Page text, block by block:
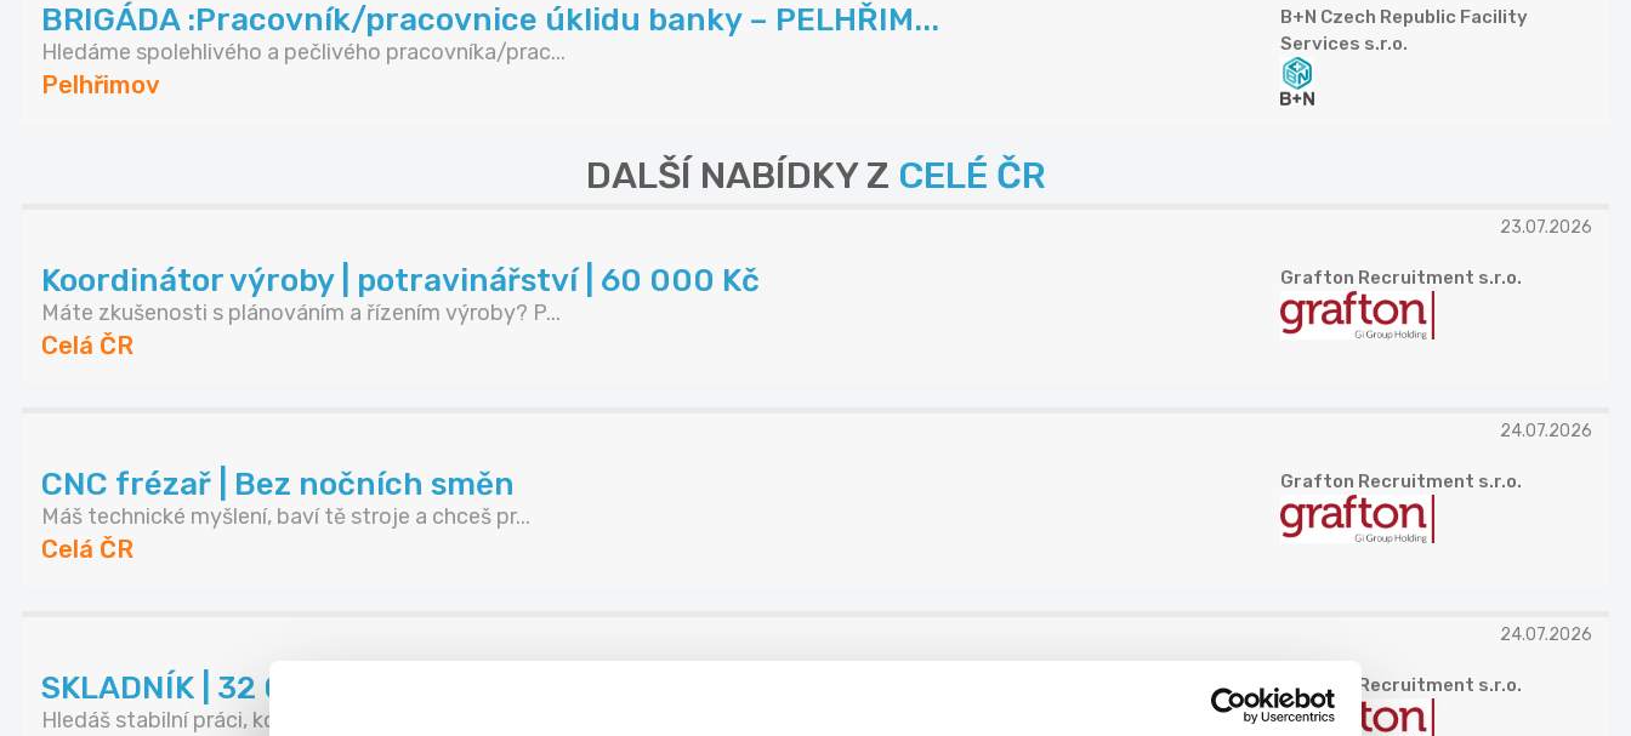
BRIGÁDA :Pracovník/pracovnice úklidu banky – PELHŘIM...
Hledáme spolehlivého a pečlivého pracovníka/prac...
Pelhřimov
B+N Czech Republic Facility
Services s.r.o.
DALŠÍ NABÍDKY Z CELÉ ČR
23.07.2026
Koordinátor výroby | potravinářství | 60 000 Kč
Máte zkušenosti s plánováním a řízením výroby? P...
Celá ČR
Grafton Recruitment s.r.o.
24.07.2026
CNC frézař | Bez nočních směn
Máš technické myšlení, baví tě stroje a chceš pr...
Celá ČR
Grafton Recruitment s.r.o.
24.07.2026
SKLADNÍK | 32 000 Kč | Bez nočních směn
Hledáš stabilní práci, kde se neztratíš a všechn...
Grafton Recruitment s.r.o.